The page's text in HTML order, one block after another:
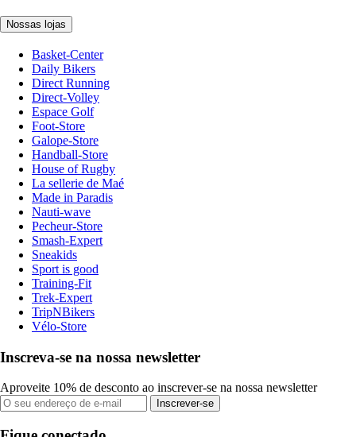
Nossas lojas
Basket-Center
Daily Bikers
Direct Running
Direct-Volley
Espace Golf
Foot-Store
Galope-Store
Handball-Store
House of Rugby
La sellerie de Maé
Made in Paradis
Nauti-wave
Pecheur-Store
Smash-Expert
Sneakids
Sport is good
Training-Fit
Trek-Expert
TripNBikers
Vélo-Store
Inscreva-se na nossa newsletter
Aproveite 10% de desconto ao inscrever-se na nossa newsletter
Inscrever-se